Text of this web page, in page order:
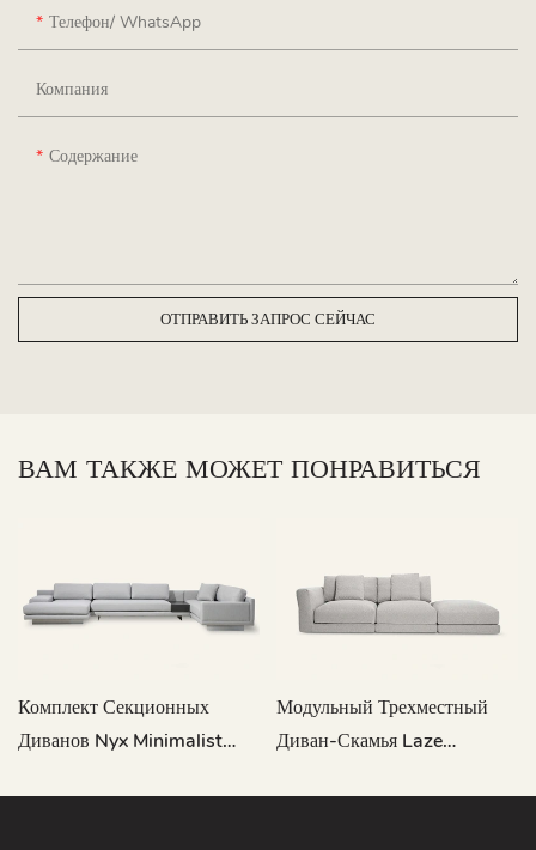
Телефон/ WhatsApp
Компания
Содержание
ОТПРАВИТЬ ЗАПРОС СЕЙЧАС
ВАМ ТАКЖЕ МОЖЕТ ПОНРАВИТЬСЯ
Комплект Секционных
Диванов Nyx Minimalist
Модульный Трехместный
Диван-Скамья Laze